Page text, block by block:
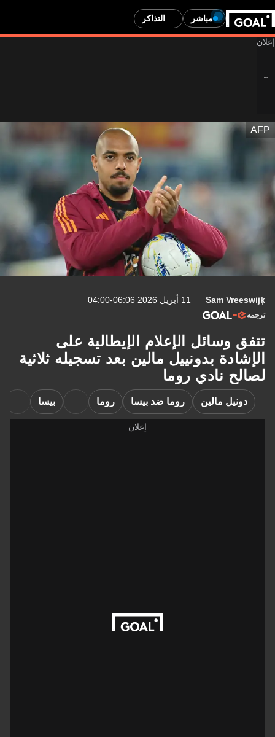
مباشر التذاكر
AFP
Sam Vreeswijk 11 أبريل 2026 06:06-04:00
ترجمه
تتفق وسائل الإعلام الإيطالية على
الإشادة بدونييل مالين بعد تسجيله ثلاثية
لصالح نادي روما
دونيل مالين روما ضد بيسا روما بيسا